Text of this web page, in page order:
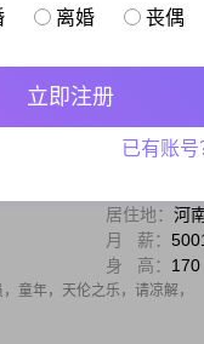
身 高：180
来自郑州的男士，出生于2005
我性格稳重可靠，总是给人
让我的朋友们都很喜欢和我相
居住地： 河
月 薪：
身 高： 170
童年，天伦之乐，请凉解，
离婚 丧偶
立即注册
已有账